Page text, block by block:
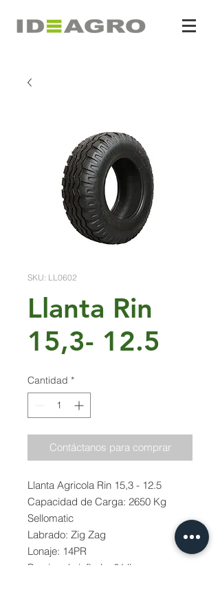
SKU: LL0602
Llanta Rin
15,3- 12.5
Cantidad *
Contáctanos para comprar
Llanta Agricola Rin 15,3 - 12.5
Capacidad de Carga: 2650 Kg
Sellomatic
Labrado: Zig Zag
Lonaje: 14PR
Presion de inflado: 61 lb